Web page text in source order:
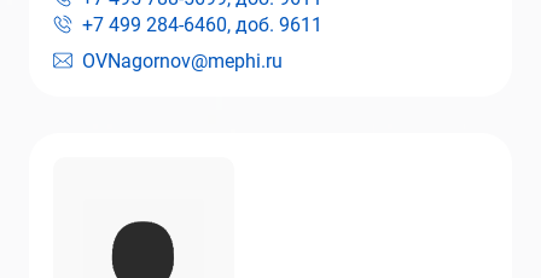
OVNagornov@mephi.ru
+7 499 284-6460, доб. 9611